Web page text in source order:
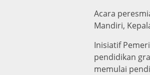
​Acara
Mandiri,
​Inisiatif
pendidikan
memulai